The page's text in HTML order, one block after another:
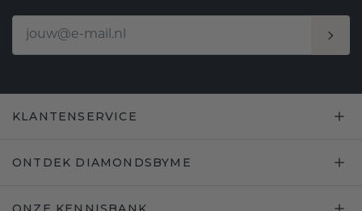
KLANTENSERVICE
ONTDEK DIAMONDSBYME